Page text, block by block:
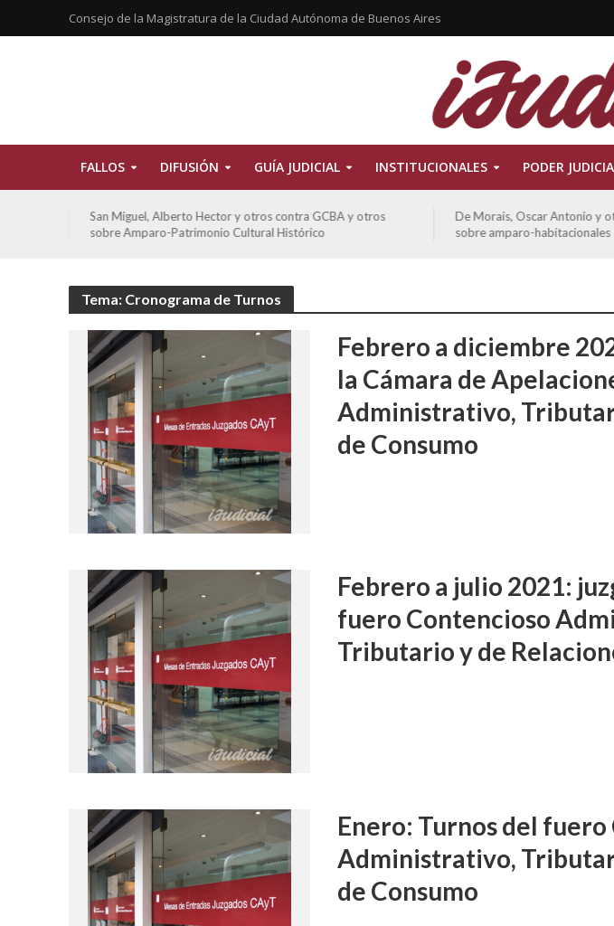
Consejo de la Magistratura de la Ciudad Autónoma de Buenos Aires
FALLOS DIFUSIÓN GUÍA JUDICIAL INSTITUCIONALES PODER
San Miguel, Alberto Hector y otros contra GCBA y otros
sobre Amparo-Patrimonio Cultural Histórico
De Morais, Oscar Antonio y
sobre amparo-habitacionales
Tema: Cronograma de Turnos
Febrero a diciembre
la Cámara de
Administrativo,
de Consumo
Febrero a julio 2021:
fuero Contencioso
Tributario y de
Enero: Turnos del
Administrativo,
de Consumo